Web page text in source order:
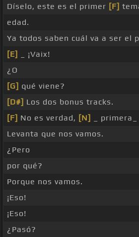
Díselo, este es el primer [F]
edad.
Ya todos saben cuál va a ser el
[E]
_ ¡Vaix!
¿O
[G] qué viene?
[D#] Los dos bonus tracks.
[F] No es verdad, [N]
_ primera_
Levanta que nos vamos.
¿Pero
por qué?
Porque nos vamos.
¡Eso!
¡Eso!
¿Pasó?